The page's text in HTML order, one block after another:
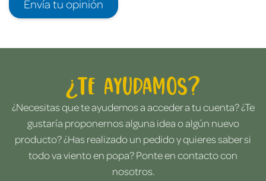
Envía tu opinión
¿Te ayudamos?
¿Necesitas que te ayudemos a acceder a tu cuenta? ¿Te
gustaría proponernos alguna idea o algún nuevo
producto? ¿Has realizado un pedido y quieres saber si
todo va viento en popa? Ponte en contacto con
nosotros.